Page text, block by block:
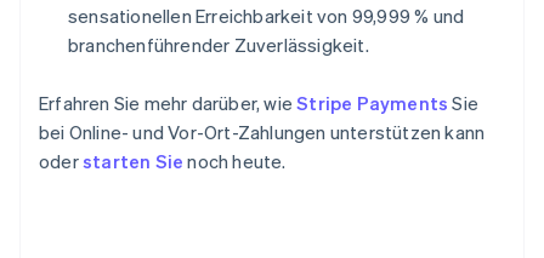
sensationellen Erreichbarkeit von 99,999 % und
branchenführender Zuverlässigkeit.
Erfahren Sie mehr darüber, wieStripe Payments Sie
bei Online- und Vor-Ort-Zahlungen unterstützen kann
oderstarten Sie noch heute.